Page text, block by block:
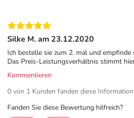
Silke M. am 23.12.2020
Ich bestelle sie zum 2. mal und
Das Preis-Leistungsverhältnis stimmt
Kommentieren
0 von 1 Kunden fanden diese
Fanden Sie diese Bewertung hilfreich?